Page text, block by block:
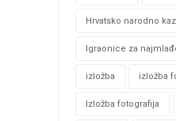
Hrvatsko narodno
Igraonice za
izložba izložba
Izložba fotografija